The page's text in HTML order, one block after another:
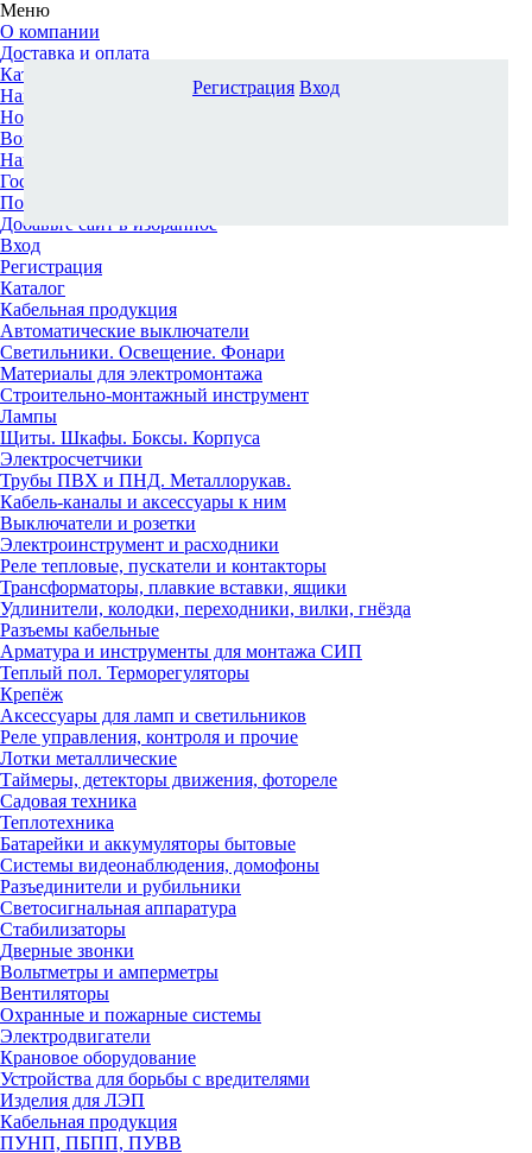
Меню
О компании
Доставка и оплата
Каталог
Наши офисы
Новости и новинки
Вопрос-ответ
Наша команда
Гос. заказчикам
Поставщикам
Добавьте сайт в избранное
Вход
Регистрация
Каталог
Кабельная продукция
Автоматические выключатели
Светильники. Освещение. Фонари
Материалы для электромонтажа
Строительно-монтажный инструмент
Лампы
Щиты. Шкафы. Боксы. Корпуса
Электросчетчики
Трубы ПВХ и ПНД. Металлорукав.
Кабель-каналы и аксессуары к ним
Выключатели и розетки
Электроинструмент и расходники
Реле тепловые, пускатели и контакторы
Трансформаторы, плавкие вставки, ящики
Удлинители, колодки, переходники, вилки, гнёзда
Разъемы кабельные
Арматура и инструменты для монтажа СИП
Теплый пол. Терморегуляторы
Крепёж
Аксессуары для ламп и светильников
Реле управления, контроля и прочие
Лотки металлические
Таймеры, детекторы движения, фотореле
Садовая техника
Теплотехника
Батарейки и аккумуляторы бытовые
Системы видеонаблюдения, домофоны
Разъединители и рубильники
Светосигнальная аппаратура
Стабилизаторы
Дверные звонки
Вольтметры и амперметры
Вентиляторы
Охранные и пожарные системы
Электродвигатели
Крановое оборудование
Устройства для борьбы с вредителями
Изделия для ЛЭП
Кабельная продукция
ПУНП, ПБПП, ПУВВ
Регистрация Вход